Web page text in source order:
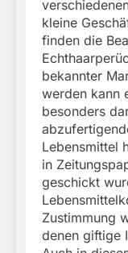
kleine
finden die
bekannter
werden kann
besonders
Lebensmittel
in
geschickt
Zustimmung
denen giftige